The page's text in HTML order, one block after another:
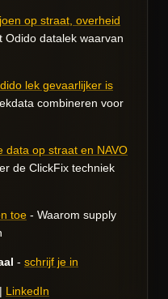
op straat, overheid
Odido datalek waarvan
lek gevaarlijker is
combineren voor
data op straat en NAVO
de ClickFix techniek
toe - Waarom supply
- schrijf je in
| LinkedIn